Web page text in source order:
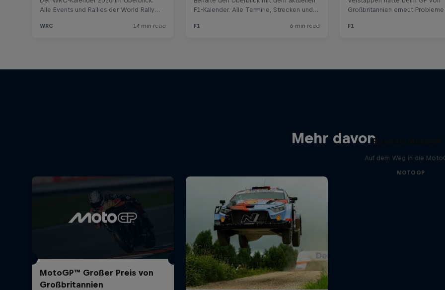
Mehr davon
MotoGP™ Großer Preis von
Großbritannien
Road to
Auf dem Weg in die
MOTOGP